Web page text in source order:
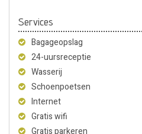
Services
Bagageopslag
24-uursreceptie
Wasserij
Schoenpoetsen
Internet
Gratis wifi
Gratis parkeren